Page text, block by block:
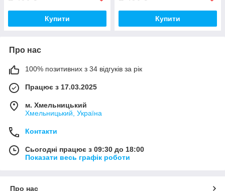
Купити Купити
Про нас
100% позитивних з 34 відгуків за рік
Працює з 17.03.2025
м. Хмельницький
Хмельницький, Україна
Контакти
Сьогодні працює з 09:30 до 18:00
Показати весь графік роботи
Про нас